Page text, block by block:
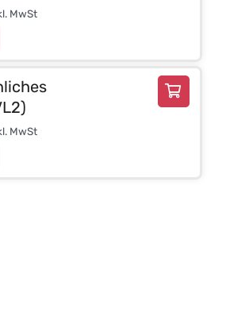
MwSt
MwSt